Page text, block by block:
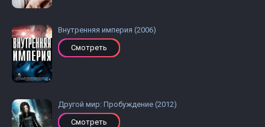
Внутренняя империя (2006)
Смотреть
Другой мир: Пробуждение (2012)
Смотреть